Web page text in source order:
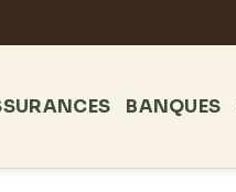
BANQUES